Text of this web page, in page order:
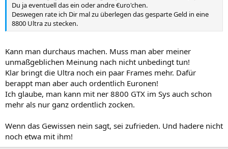
Du ja eventuell das ein oder andre €uro'chen.
Deswegen rate ich Dir mal zu überlegen das gesparte Geld in eine
8800 Ultra zu stecken.
Kann man durchaus machen. Muss man aber meiner
unmaßgeblichen Meinung nach nicht unbedingt tun!
Klar bringt die Ultra noch ein paar Frames mehr. Dafür
berappt man aber auch ordentlich Euronen!
Ich glaube, man kann mit ner 8800 GTX im Sys auch schon
mehr als nur ganz ordentlich zocken.
Wenn das Gewissen nein sagt, sei zufrieden. Und hadere nicht
noch etwa mit ihm!